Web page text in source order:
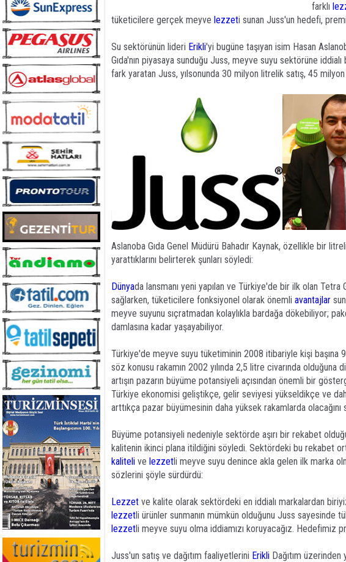
farklı
tüketicilere gerçek meyve lezzeti sunan Juss'un hedefi,
Su sektörünün lideri Erikli'yi bugüne taşıyan isim Hasan
Gıda'nın piyasaya sunduğu Juss, meyve suyu sektörüne iddialı
fark yaratan Juss, yılsonunda 30 milyon litrelik satış, 45
Aslanoba Gıda Genel Müdürü Bahadır Kaynak, özellikle bir
yarattıklarını belirterek şunları söyledi:
Dünyada lansmanı yeni yapılan ve Türkiye'de bir ilk olan Tetra
sağlarken, tüketicilere fonksiyonel olarak önemli avantajlar
meyve suyunu sıçratmadan kolaylıkla bardağa dökebiliyor;
damlasına kadar yaşayabiliyor.
Türkiye'de meyve suyu tüketiminin 2008 itibariyle kişi başına
söz konusu rakamın 2002 yılında 2,5 litre civarında olduğuna
artışın pazarın büyüme potansiyeli açısından önemli bir
Türkiye ekonomisi geliştikçe, gelir seviyesi yükseldikçe ve
arttıkça pazar büyümesinin daha yüksek rakamlarda olacağını
Büyüme potansiyeli nedeniyle sektörde aşırı bir rekabet
kalitenin ikinci plana itildiğini söyledi. Sektördeki bu rekabet
kaliteli ve lezzetli meyve suyu denince akla gelen ilk marka
sözlerini şöyle sürdürdü:
Lezzet ve kalite olarak sektördeki en iddialı markalardan
lezzetli ürünler sunmanın mümkün olduğunu Juss
lezzetli meyve suyu olma iddiamızı koruyacağız. Hedefimiz
Juss'un satış ve dağıtım faaliyetlerini Erikli Dağıtım üzerinden